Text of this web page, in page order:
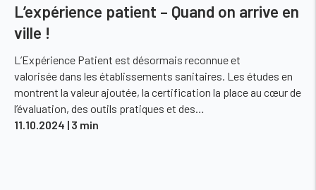
L’expérience patient – Quand on arrive en
ville !
L’Expérience Patient est désormais reconnue et
valorisée dans les établissements sanitaires. Les études en
montrent la valeur ajoutée, la certification la place au cœur de
l’évaluation, des outils pratiques et des…
11.10.2024 | 3 min